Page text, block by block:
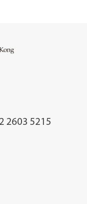
2603 5215